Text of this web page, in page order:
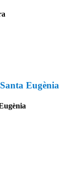
Eugènia